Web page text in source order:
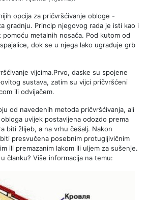
opcija za pričvršćivanje obloge -
gradnju. Princip njegovog rada je isti kao i
metalnih nosača. Pod kutom od
dok se u njega lako ugrađuje grb
vijcima.Prvo, daske su spojene
sustava, zatim su vijci pričvršćeni
ili odvijačem.
od navedenih metoda pričvršćivanja, ali
uvijek postavljena odozdo prema
biti žlijeb, a na vrhu češalj. Nakon
presvučena posebnim protugljivičnim
ili premazanim lakom ili uljem za sušenje.
članku? Više informacija na temu: